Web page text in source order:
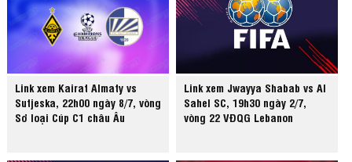
Link xem Kairat Almaty vs
Sutjeska, 22h00 ngày 8/7, vòng
Sơ loại Cúp C1 châu Âu
Link xem Jwayya Shabab vs Al
Sahel SC, 19h30 ngày 2/7,
vòng 22 VĐQG Lebanon